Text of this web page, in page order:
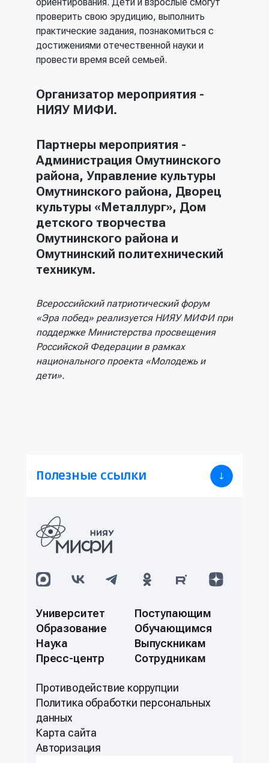
проверить свою эрудицию, выполнить
практические задания, познакомиться с
достижениями отечественной науки и
провести время всей семьей.
Организатор мероприятия -
НИЯУ МИФИ.
Партнеры мероприятия -
Администрация Омутнинского
района, Управление культуры
Омутнинского района, Дворец
культуры «Металлург», Дом
детского творчества
Омутнинского района и
Омутнинский политехнический
техникум.
Всероссийский патриотический форум
«Эра побед» реализуется НИЯУ МИФИ при
поддержке Министерства просвещения
Российской Федерации в рамках
национального проекта «Молодежь и
дети».
Полезные ссылки
Университет
Образование
Наука
Пресс-центр
Поступающим
Обучающимся
Выпускникам
Сотрудникам
Противодействие коррупции
Политикa обработки персональных
данных
Карта сайта
Авторизация